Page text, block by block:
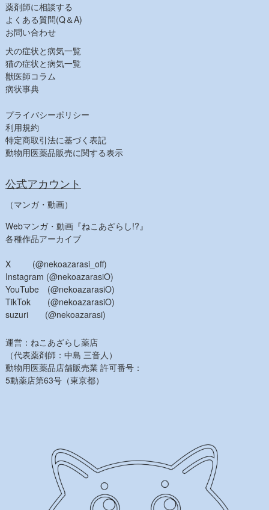
【健康食品一覧】
【人気商品】
薬剤師に相談する
よくある質問(Q＆A)
お問い合わせ
犬の症状と病気一覧
猫の症状と病気一覧
獣医師コラム
病状事典
プライバシーポリシー
利用規約
特定商取引法に基づく表記
動物用医薬品販売に関する表示
公式アカウント
（マンガ・動画）
Webマンガ・動画『ねこあざらし!?』
各種作品アーカイブ
X (@nekoazarasi_off)
Instagram (@nekoazarasiO)
YouTube (@nekoazarasiO)
TikTok (@nekoazarasiO)
suzuri (@nekoazarasi)
運営：ねこあざらし薬店
（代表薬剤師：中島 三音人）
動物用医薬品店舗販売業 許可番号：
5動薬店第63号（東京都）